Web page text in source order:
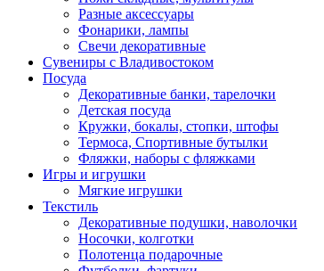
Разные аксессуары
Фонарики, лампы
Свечи декоративные
Сувениры с Владивостоком
Посуда
Декоративные банки, тарелочки
Детская посуда
Кружки, бокалы, стопки, штофы
Термоса, Спортивные бутылки
Фляжки, наборы с фляжками
Игры и игрушки
Мягкие игрушки
Текстиль
Декоративные подушки, наволочки
Носочки, колготки
Полотенца подарочные